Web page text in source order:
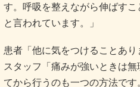
す。呼吸を整えながら伸ばす
と言われています。」
患者「他に気をつけることあり
スタッフ「痛みが強いときは
てから行うのも一つの方法で